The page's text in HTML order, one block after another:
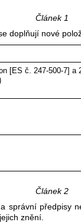
Článek 1
doplňují nové
[ES č. 247-500-7] a
Článek 2
předpisy
znění.